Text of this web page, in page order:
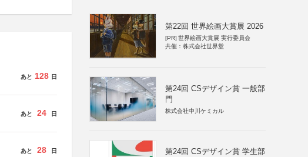
あと 128 日
あと 24 日
あと 28 日
第22回 世界絵画大賞展 2026
[PR] 世界絵画大賞展 実行委員会
共催：株式会社世界堂
第24回 CSデザイン賞 一般部
門
株式会社中川ケミカル
第24回 CSデザイン賞 学生部